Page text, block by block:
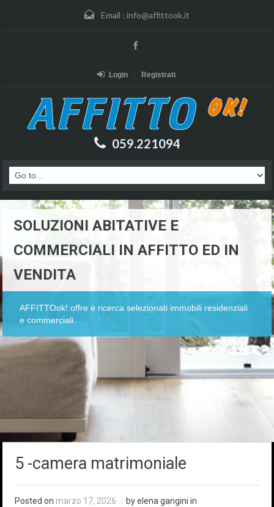
Email : info@affittook.it
Login Registrati
059.221094
SOLUZIONI ABITATIVE E
COMMERCIALI IN AFFITTO ED IN
VENDITA
AFFITTOok! offre e ricerca selezionati immobili residenziali
e commerciali.
5 -camera matrimoniale
Posted on marzo 17, 2026 by elena gangini in